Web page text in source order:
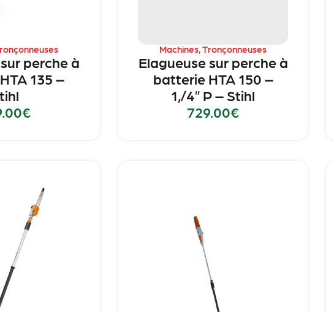
perche à
135 –
€
Machines ,Tronçonneuses
Elagueuse sur perche à
batterie HTA 150 –
1,/4″ P – Stihl
729.00€